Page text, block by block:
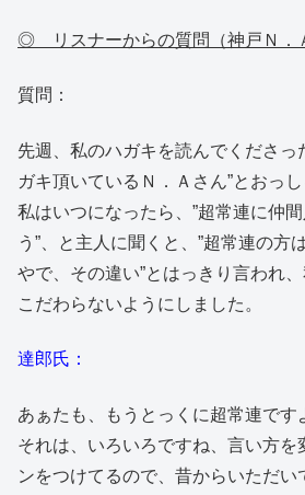
◎ リスナーからの質問（神戸Ｎ．
質問：
先週、私のハガキを読んでくださっ
ガキ頂いているＮ．Ａさん”とおっし
私はいつになったら、”超常連に仲
う”、と主人に聞くと、”超常連の方
やで、その違い”とはっきり言われ
こだわらないようにしました。
達郎氏：
あぁたも、もうとっくに超常連です
それは、いろいろですね、言い方を
ンをつけてるので、昔からいただい